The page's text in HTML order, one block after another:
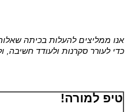
אנו ממליצים להעלות בכיתה
כדי לעורר סקרנות ולעודד חשיבה,
טיפ למורה!